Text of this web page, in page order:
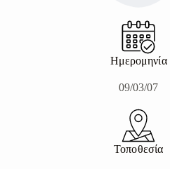
Ημερομηνία
09/03/07
Τοποθεσία